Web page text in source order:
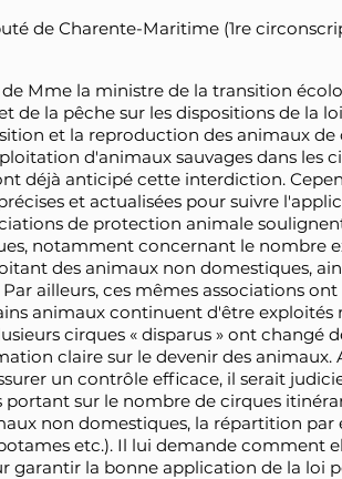
de Charente-Maritime (1re
Mme la ministre de la transition
de la pêche sur les dispositions de la
et la reproduction des animaux de
d'animaux sauvages dans les
déjà anticipé cette interdiction.
et actualisées pour suivre
de protection animale
notamment concernant le nombre
des animaux non domestiques,
ailleurs, ces mêmes associations ont
animaux continuent d'être exploités
cirques « disparus » ont changé
claire sur le devenir des animaux.
un contrôle efficace, il serait
sur le nombre de cirques
non domestiques, la répartition par
etc.). Il lui demande comment
garantir la bonne application de la loi